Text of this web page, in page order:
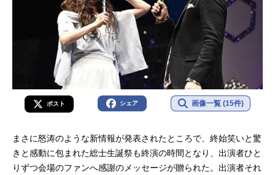
ポスト シェア 画像一覧 (15件)
まさに怒涛のような新情報が発表されたところで、終始笑いと驚
きと感動に包まれた総士生誕祭も終演の時間となり、出演者ひと
りずつ会場のファンへ感謝のメッセージが贈られた。出演者それ